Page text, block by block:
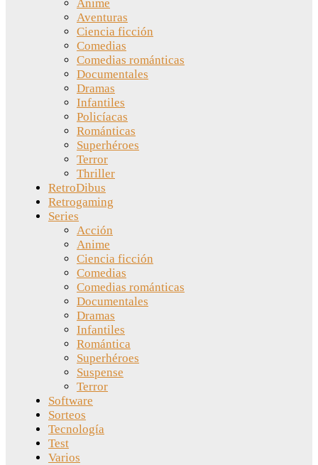
Anime
Aventuras
Ciencia ficción
Comedias
Comedias románticas
Documentales
Dramas
Infantiles
Policíacas
Románticas
Superhéroes
Terror
Thriller
RetroDibus
Retrogaming
Series
Acción
Anime
Ciencia ficción
Comedias
Comedias románticas
Documentales
Dramas
Infantiles
Romántica
Superhéroes
Suspense
Terror
Software
Sorteos
Tecnología
Test
Varios